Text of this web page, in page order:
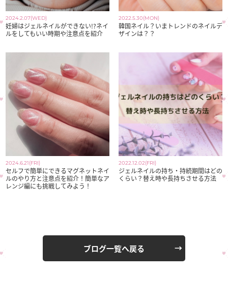
2024.2.07(WED)
妊婦はジェルネイルができない!?ネイ
ルをしてもいい時期や注意点を紹介
2022.5.30(MON)
韓国ネイル？いまトレンドのネイルデ
ザインは？？
2024.6.21(FRI)
セルフで簡単にできるマグネットネイ
ルのやり方と注意点を紹介！簡単なア
レンジ編にも挑戦してみよう！
2022.12.02(FRI)
ジェルネイルの持ち・持続期間はどの
くらい？替え時や長持ちさせる方法
ブログ一覧へ戻る